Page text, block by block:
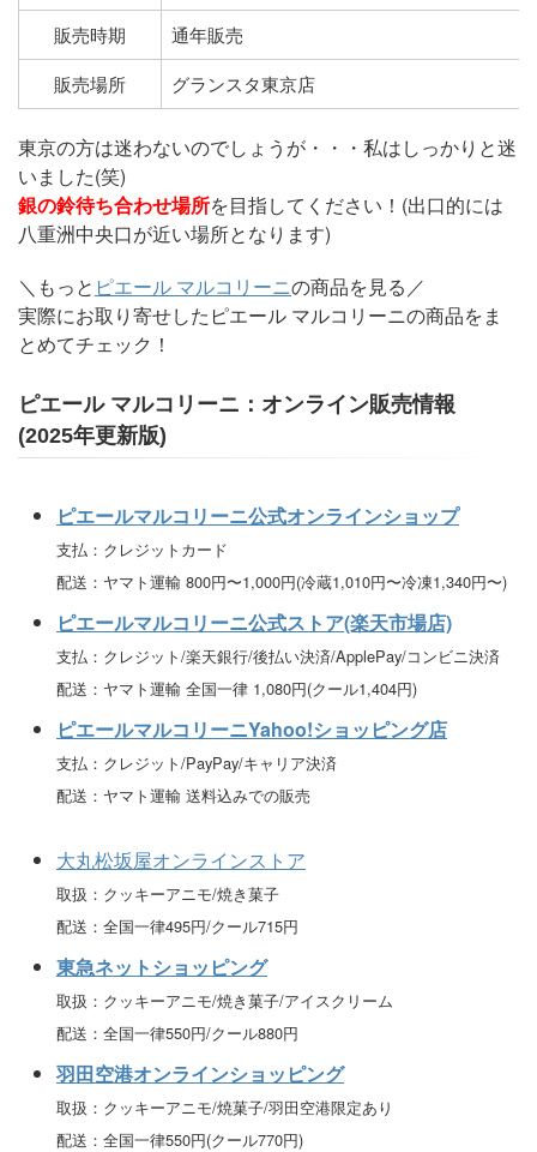
販売時期
通年販売
販売場所
グランスタ東京店
東京の方は迷わないのでしょうが・・・私はしっかりと迷
いました(笑)
銀の鈴待ち合わせ場所を目指してください！(出口的には
八重洲中央口が近い場所となります)
＼もっと ピエール マルコリーニの商品を見る／
実際にお取り寄せしたピエール マルコリーニの商品をま
とめてチェック！
ピエール マルコリーニ：オンライン販売情報
(2025年更新版)
ピエールマルコリーニ公式オンラインショップ
支払：クレジットカード
配送：ヤマト運輸 800円〜1,000円(冷蔵1,010円〜冷凍1,340円〜)
ピエールマルコリーニ公式ストア(楽天市場店)
支払：クレジット/楽天銀行/後払い決済/ApplePay/コンビニ決済
配送：ヤマト運輸 全国一律 1,080円(クール1,404円)
ピエールマルコリーニYahoo!ショッピング店
支払：クレジット/PayPay/キャリア決済
配送：ヤマト運輸 送料込みでの販売
大丸松坂屋オンラインストア
取扱：クッキーアニモ/焼き菓子
配送：全国一律495円/クール715円
東急ネットショッピング
取扱：クッキーアニモ/焼き菓子/アイスクリーム
配送：全国一律550円/クール880円
羽田空港オンラインショッピング
取扱：クッキーアニモ/焼菓子/羽田空港限定あり
配送：全国一律550円(クール770円)